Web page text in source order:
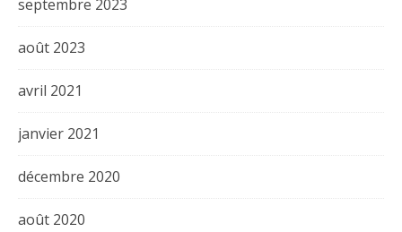
septembre 2023
août 2023
avril 2021
janvier 2021
décembre 2020
août 2020